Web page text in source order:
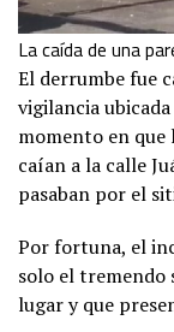
La caída de una
El derrumbe fue
vigilancia
momento en
caían a la calle
pasaban por el
Por fortuna, el
solo el tremendo
lugar y que